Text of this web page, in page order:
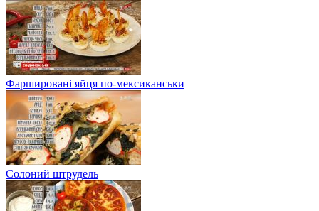
Фаршировані яйця по-мексиканськи
Солоний штрудель